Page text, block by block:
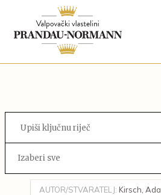
Izaberi sve
AUTOR/STVARATELJ: Kirsch,